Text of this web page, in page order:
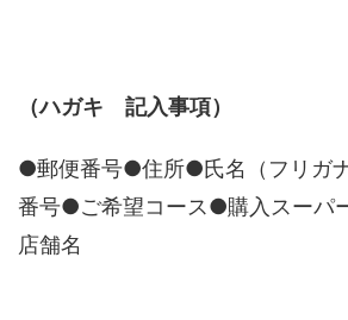
（ハガキ 記入事項）
●郵便番号●住所●氏名（フリガ
番号●ご希望コース●購入スーパ
店舗名